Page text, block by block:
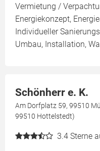
Vermietung /
Energiekonzept,
Individueller
Umbau, Installation,
Schönherr e. K.
Am Dorfplatz 59, 99510
99510 Hottelstedt)
3.4 Sterne